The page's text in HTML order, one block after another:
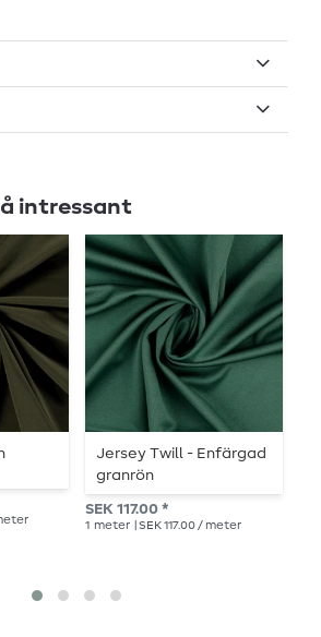
intressant
Jersey Twill - Enfärgad
granrön
SEK 117.00 *
1 meter | SEK 117.00 / meter